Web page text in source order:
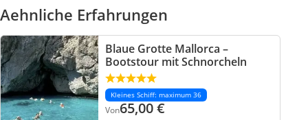
Aehnliche Erfahrungen
Blaue Grotte Mallorca –
Bootstour mit Schnorcheln
Kleines Schiff: maximum 36
Von65,00€